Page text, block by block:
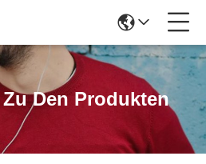
Den Produkten